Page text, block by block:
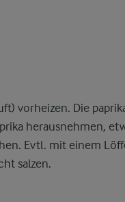
vorheizen. Die
herausnehmen,
Evtl. mit einem
salzen.